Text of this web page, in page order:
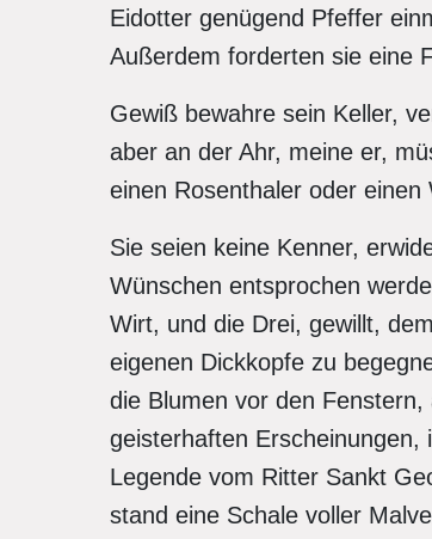
Eidotter genügend Pfeffer
Außerdem forderten sie eine
Gewiß bewahre sein Keller,
aber an der Ahr, meine er,
einen Rosenthaler oder
Sie seien keine Kenner,
Wünschen entsprochen
Wirt, und die Drei, gewillt,
eigenen Dickkopfe zu
die Blumen vor den
geisterhaften
Legende vom Ritter Sankt
stand eine Schale voller